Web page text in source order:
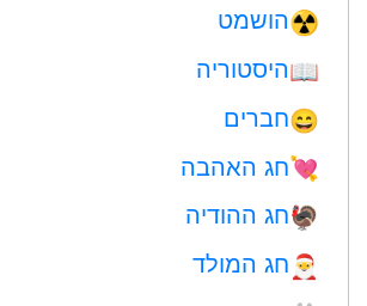
☢️הושמט
📖היסטוריה
😄חברים
💘חג האהבה
🦃חג ההודיה
🎅 חג המולד